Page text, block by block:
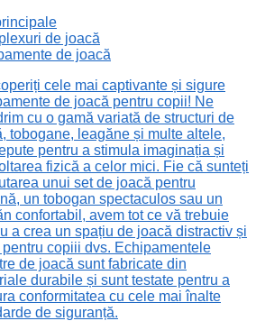
de joacă
de joacă
cele mai captivante și sigure
de joacă pentru copii! Ne
cu o gamă variată de structuri de
tobogane, leagăne și multe altele,
pentru a stimula imaginația și
fizică a celor mici. Fie că sunteți
unui set de joacă pentru
un tobogan spectaculos sau un
confortabil, avem tot ce vă trebuie
a crea un spațiu de joacă distractiv și
copiii dvs. Echipamentele
de joacă sunt fabricate din
durabile și sunt testate pentru a
conformitatea cu cele mai înalte
de siguranță.